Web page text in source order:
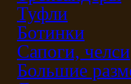
Туфли
Ботинки
Сапоги, челси
Большие